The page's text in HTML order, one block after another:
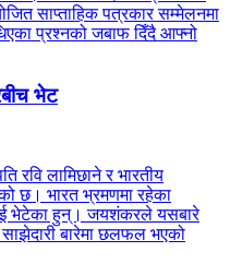
साप्ताहिक पत्रकार सम्मेलनमा
प्रश्नको जबाफ दिँदै आफ्नो
भेट
रवि लामिछाने र भारतीय
छ। भारत भ्रमणमा रहेका
भेटेका हुन्। जयशंकरले यसबारे
बारेमा छलफल भएको